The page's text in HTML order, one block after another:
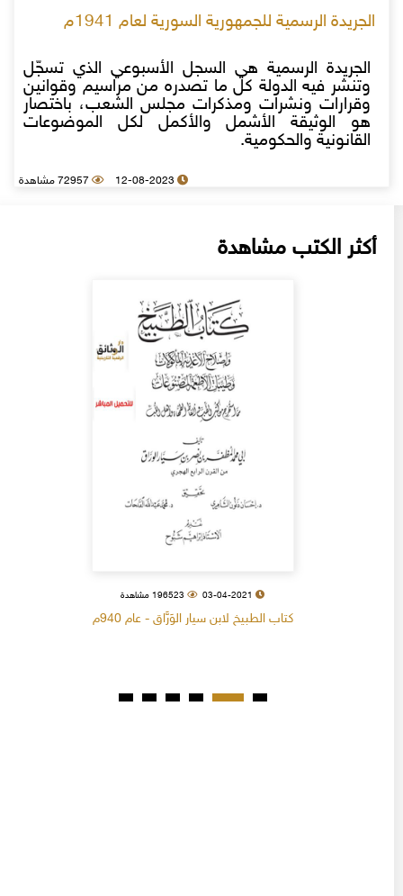
الجريدة الرسمية للجمهورية السورية لعام 1941م
الجريدة الرسمية هي السجل الأسبوعي الذي تسجّل
وتنشر فيه الدولة كل ما تصدره من مراسيم وقوانين
وقرارات ونشرات ومذكرات مجلس الشعب، باختصار
هو الوثيقة الأشمل والأكمل لكل الموضوعات
القانونية والحكومية.
12-08-2023 72957 مشاهدة
أكثر الكتب مشاهدة
03-04-2021 196523 مشاهدة
كتاب الطبيخ لابن سيار الوَرَّاق - عام 940م